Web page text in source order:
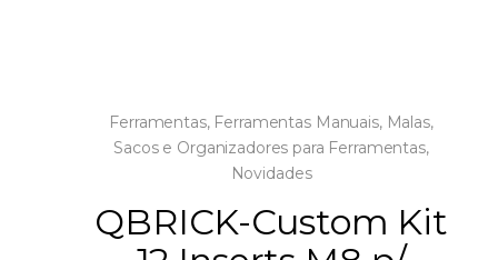
Ferramentas, Ferramentas Manuais, Malas,
Sacos e Organizadores para Ferramentas,
Novidades
QBRICK-Custom Kit